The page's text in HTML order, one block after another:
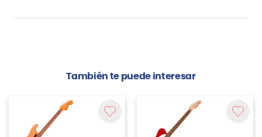
También te puede interesar